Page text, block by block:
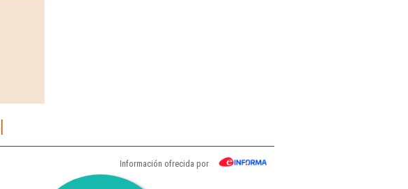
Información ofrecida por